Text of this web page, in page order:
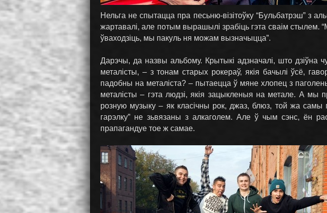
Нельга не спытацца пра песьню-візітоўку “Бульбатрэш” з
жартавалі, але потым вырашылі зрабіць гэта сваім стылем.
ўваходзіць, мы пакуль ня можам вызначыцца”.
Дарэчы, да назвы альбому. Крытыкі адзначалі, што дзіўна
металісты, – з тонам старых рокераў, якія бачылі ўсё,
падобны на металіста? – пытаецца ў мяне хлопец з
металісты – гэта людзі, якія зацыкленыя на метале. А
розную музыку – як класічны рок, джаз, блюз, той жа самы
гарэлку” не зьвязаны з алкаголем. Але ў чым сэнс, ён
прапагандуе тое ж самае.